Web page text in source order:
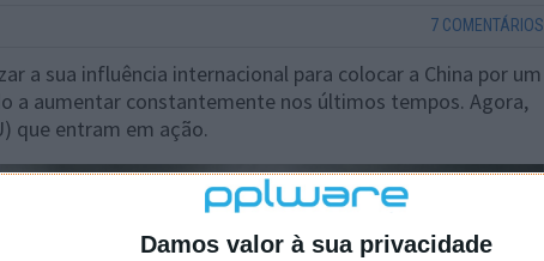
Damos valor à sua privacidade
7 COMENTÁRIOS
a sua influência internacional para colocar a China por um
a aumentar constantemente nos últimos tempos. Agora,
que entram em ação.